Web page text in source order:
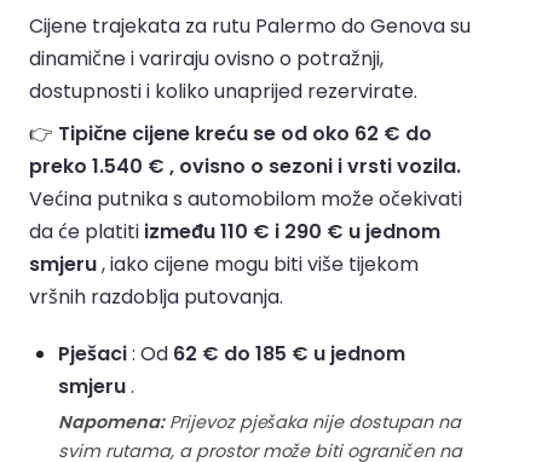
Cijene trajekata za rutu Palermo do Genova su
dinamične i variraju ovisno o potražnji,
dostupnosti i koliko unaprijed rezervirate.
👉 Tipične cijene kreću se od oko 62 € do
preko 1.540 € , ovisno o sezoni i vrsti vozila.
Većina putnika s automobilom može očekivati
da će platiti između 110 € i 290 € u jednom
smjeru, iako cijene mogu biti više tijekom
vršnih razdoblja putovanja.
Pješaci: Od 62 € do 185 € u jednom
smjeru.
Napomena:Prijevoz pješaka nije dostupan na
svim rutama, a prostor može biti ograničen na